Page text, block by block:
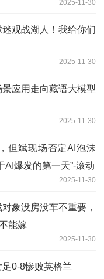
2025-11-30
观战湖人！我给你们
2025-11-30
应用走向藏语大模型
2025-11-30
但斌现场否定AI泡沫
AI爆发的第一天”-滚动
2025-11-30
象没房没车不重要，
能嫁
2025-11-30
0-8惨败英格兰